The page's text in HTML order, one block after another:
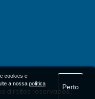
direitos reservados..
cookies e
a nossa política
Perto